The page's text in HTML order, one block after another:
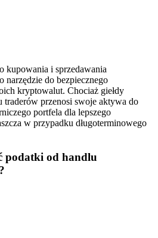
kupowania i sprzedawania
narzędzie do bezpiecznego
kryptowalut. Chociaż giełdy
traderów przenosi swoje aktywa do
portfela dla lepszego
w przypadku długoterminowego
podatki od handlu